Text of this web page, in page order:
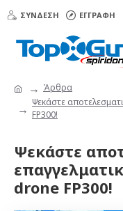
ΣΎΝΔΕΣΗ ΕΓΓΡΑΦΉ
Άρθρα
Ψεκάστε
FP300!
Ψεκάστε
drone FP300!